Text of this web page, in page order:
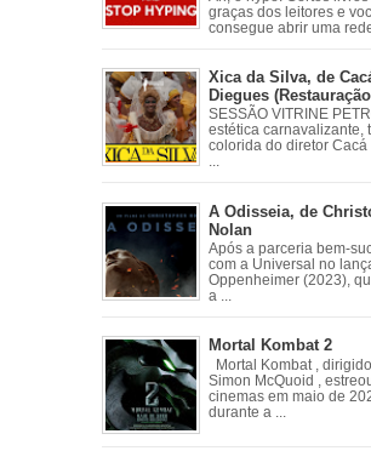
graças dos leitores e
consegue abrir uma rede
Xica da Silva, de
Diegues
SESSÃO VITRINE
estética carnavalizante,
colorida do diretor Cacá
A Odisseia, de
Nolan
Após a parceria bem-
com a Universal no
Oppenheimer (2023),
a ...
Mortal Kombat 2
Mortal Kombat ,
Simon McQuoid ,
cinemas em maio de
durante a ...